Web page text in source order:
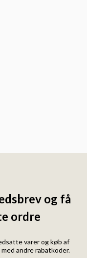
og få
ordre
varer og køb af
andre rabatkoder.